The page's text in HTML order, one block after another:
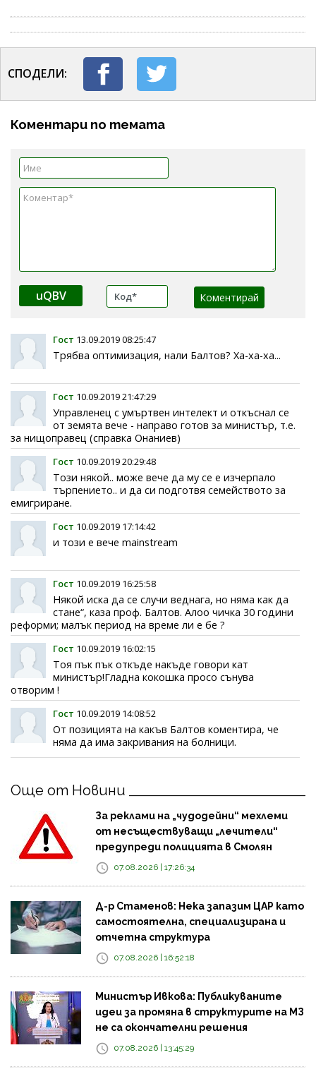
СПОДЕЛИ:
Коментари по темата
uQBV
Гост 13.09.2019 08:25:47
Трябва оптимизация, нали Балтов? Ха-ха-ха...
Гост 10.09.2019 21:47:29
Управленец с умъртвен интелект и откъснал се
от земята вече - направо готов за министър, т.е.
за нищоправец (справка Онаниев)
Гост 10.09.2019 20:29:48
Този някой.. може вече да му се е изчерпало
търпението.. и да си подготвя семейството за
емигриране.
Гост 10.09.2019 17:14:42
и този е вече mainstream
Гост 10.09.2019 16:25:58
Някой иска да се случи веднага, но няма как да
стане“, каза проф. Балтов. Алоо чичка 30 години
реформи; малък период на време ли е бе ?
Гост 10.09.2019 16:02:15
Тоя пък пък откъде накъде говори кат
министър!Гладна кокошка просо сънува
отворим !
Гост 10.09.2019 14:08:52
От позицията на какъв Балтов коментира, че
няма да има закривания на болници.
Още от Новини
За реклами на „чудодейни“ мехлеми
от несъществуващи „лечители“
предупреди полицията в Смолян
07.08.2026 | 17:26:34
Д-р Стаменов: Нека запазим ЦАР като
самостоятелна, специализирана и
отчетна структура
07.08.2026 | 16:52:18
Министър Ивкова: Публикуваните
идеи за промяна в структурите на МЗ
не са окончателни решения
07.08.2026 | 13:45:29